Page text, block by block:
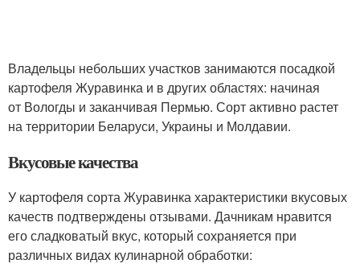
Владельцы небольших участков занимаются посадкой
картофеля Журавинка и в других областях: начиная
от Вологды и заканчивая Пермью. Сорт активно растет
на территории Беларуси, Украины и Молдавии.
Вкусовые качества
У картофеля сорта Журавинка характеристики вкусовых
качеств подтверждены отзывами. Дачникам нравится
его сладковатый вкус, который сохраняется при
различных видах кулинарной обработки: